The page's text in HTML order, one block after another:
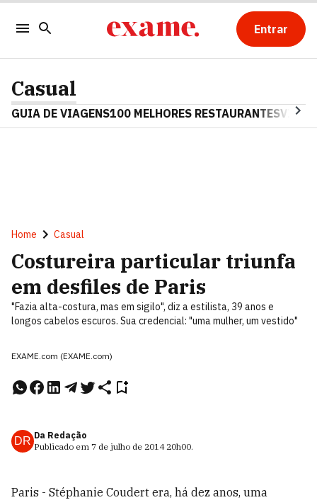
Entrar
Casual
GUIA DE VIAGENS100 MELHORES RESTAURANTES
Home Casual
Costureira particular triunfa
em desfiles de Paris
"Fazia alta-costura, mas em sigilo", diz a estilista, 39 anos e
longos cabelos escuros. Sua credencial: "uma mulher, um vestido"
EXAME.com (EXAME.com)
DR Da Redação
Publicado em 7 de julho de 2014 20h00.
Paris - Stéphanie Coudert era, há dez anos, uma